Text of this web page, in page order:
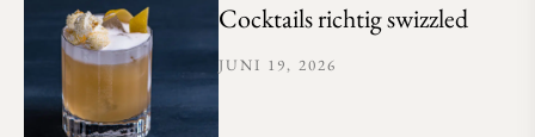
Cocktails richtig swizzled
JUNI 19, 2026